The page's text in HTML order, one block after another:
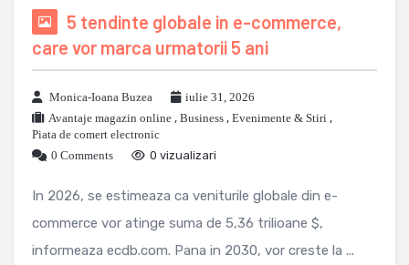
5 tendinte globale in e-commerce,
care vor marca urmatorii 5 ani
Monica-Ioana Buzea
iulie 31, 2026
Avantaje magazin online , Business , Evenimente & Stiri ,
Piata de comert electronic
0 Comments
0 vizualizari
In 2026, se estimeaza ca veniturile globale din e-
commerce vor atinge suma de 5,36 trilioane $,
informeaza ecdb.com. Pana in 2030, vor creste la ...